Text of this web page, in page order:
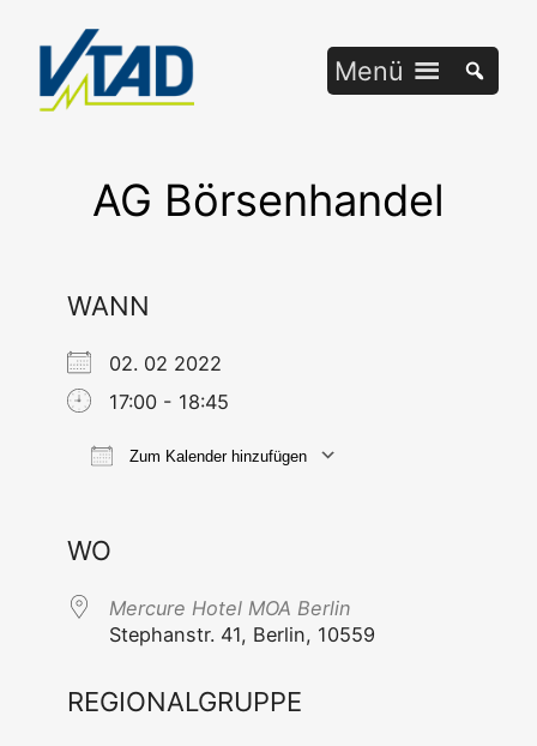
springen
Menü
AG Börsenhandel
WANN
02. 02 2022
17:00 - 18:45
Zum Kalender hinzufügen
WO
Mer­cu­re Hotel MOA Berlin
Ste­phan­str. 41, Ber­lin, 10559
REGIONALGRUPPE